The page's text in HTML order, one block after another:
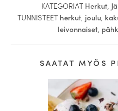
KATEGORIAT Herkut,
TUNNISTEET herkut, joulu,
leivonnaiset,
SAATAT MYÖS